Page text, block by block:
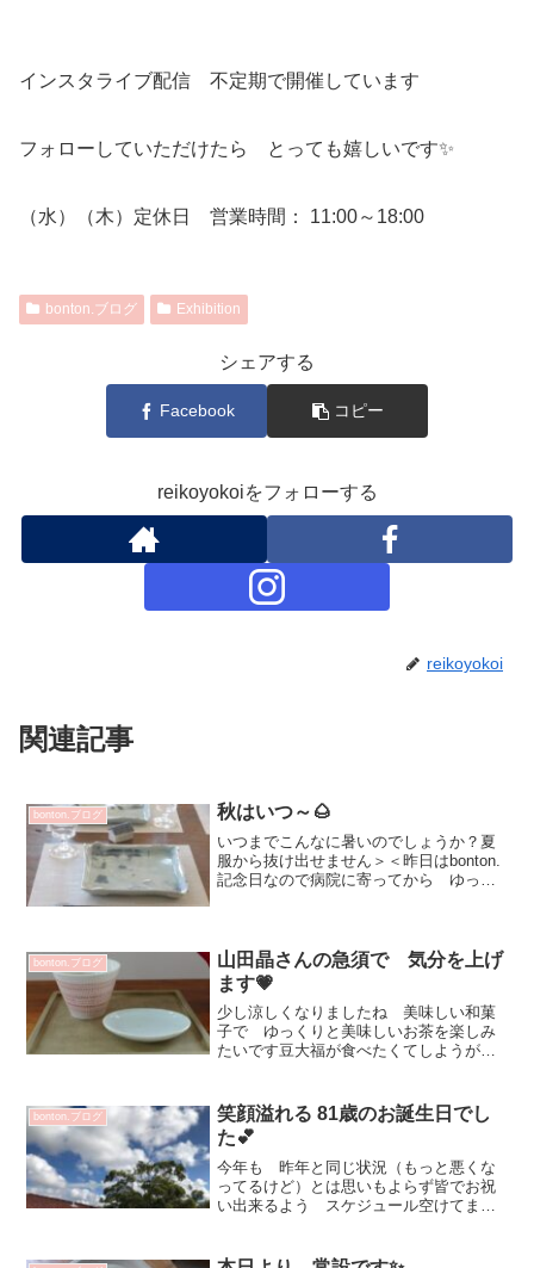
インスタライブ配信 不定期で開催しています
フォローしていただけたら とっても嬉しいです✨
（水）（木）定休日 営業時間： 11:00～18:00
bonton.ブログ Exhibition
シェアする
Facebook コピー
reikoyokoiをフォローする
reikoyokoi
関連記事
bonton.ブログ 秋はいつ～🌰
いつまでこんなに暑いのでしょうか？夏
服から抜け出せません＞＜昨日はbonton.
記念日なので病院に寄ってから ゆっく
たり季節は進ん...
bonton.ブログ
山田晶さんの急須で 気分を上げ
ます💗
少し涼しくなりましたね 美味しい和菓
子で ゆっくりと美味しいお茶を楽しみ
たいです豆大福が食べたくてしようがな
間に振り回されないよう 時間管理した
いです＞＜今朝は 姪っ子...
bonton.ブログ
笑顔溢れる 81歳のお誕生日でし
た💕
今年も 昨年と同じ状況（もっと悪くな
ってるけど）とは思いもよらず皆でお祝
い出来るよう スケジュール空けてまし
歳のお祝いを💕来年再開を楽しみに 注